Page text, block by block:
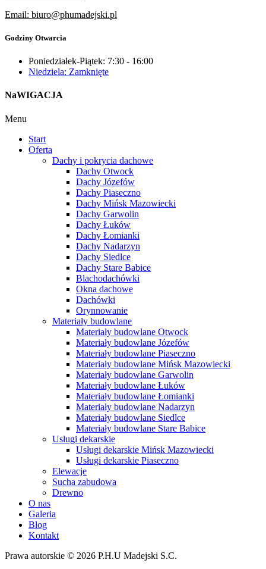
Email: biuro@phumadejski.pl
Godziny Otwarcia
Poniedziałek-Piątek: 7:30 - 16:00
Niedziela: Zamknięte
NaWIGACJA
Menu
Start
Oferta
Dachy i pokrycia dachowe
Dachy Otwock
Dachy Józefów
Dachy Piaseczno
Dachy Mińsk Mazowiecki
Dachy Garwolin
Dachy Łuków
Dachy Łomianki
Dachy Nadarzyn
Dachy Siedlce
Dachy Stare Babice
Blachodachówki
Okna dachowe
Dachówki
Orynnowanie
Materiały budowlane
Materiały budowlane Otwock
Materiały budowlane Józefów
Materiały budowlane Piaseczno
Materiały budowlane Mińsk Mazowiecki
Materiały budowlane Garwolin
Materiały budowlane Łuków
Materiały budowlane Łomianki
Materiały budowlane Nadarzyn
Materiały budowlane Siedlce
Materiały budowlane Stare Babice
Usługi dekarskie
Usługi dekarskie Mińsk Mazowiecki
Usługi dekarskie Piaseczno
Elewacje
Sucha zabudowa
Drewno
O nas
Galeria
Blog
Kontakt
Prawa autorskie © 2026 P.H.U Madejski S.C.